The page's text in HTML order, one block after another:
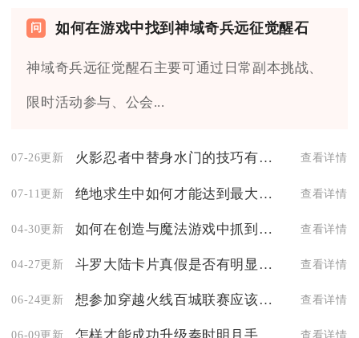
如何在游戏中找到神域奇兵远征觉醒石
神域奇兵远征觉醒石主要可通过日常副本挑战、
限时活动参与、公会...
07-26更新 火影忍者中替身水门的技巧有哪些 查看详情
07-11更新 绝地求生中如何才能达到最大飞行速度 查看详情
04-30更新 如何在创造与魔法游戏中抓到适合水上战宠 查看详情
04-27更新 斗罗大陆卡片真假是否有明显特征可辨 查看详情
06-24更新 想参加穿越火线百城联赛应该怎么做 查看详情
06-09更新 查看详情